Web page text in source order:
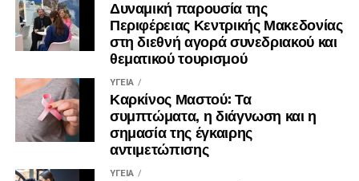
Δυναμική παρουσία της
Περιφέρειας Κεντρικής Μακεδονίας
στη διεθνή αγορά συνεδριακού και
θεματικού τουρισμού
ΥΓΕΊΑ
Καρκίνος Μαστού: Τα
συμπτώματα, η διάγνωση και η
σημασία της έγκαιρης
αντιμετώπισης
ΥΓΕΊΑ